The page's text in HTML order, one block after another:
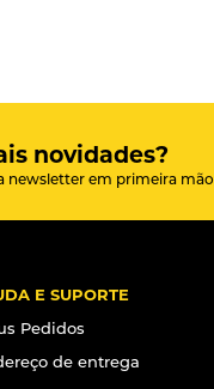
novidades?
newsletter em primeira mão
E SUPORTE
Pedidos
de entrega